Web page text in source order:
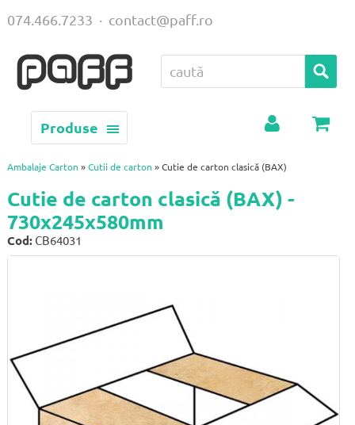
Produse
074.466.7233 · contact@paff.ro
Ambalaje Carton » Cutii de carton » Cutie de carton clasică (BAX)
Cutie de carton clasică (BAX) -
730x245x580mm
Cod: CB64031